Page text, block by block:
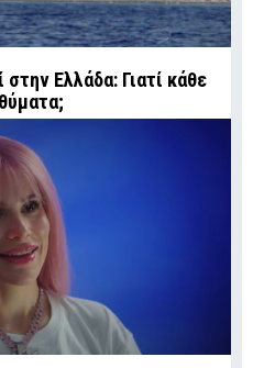
στην Ελλάδα: Γιατί κάθε